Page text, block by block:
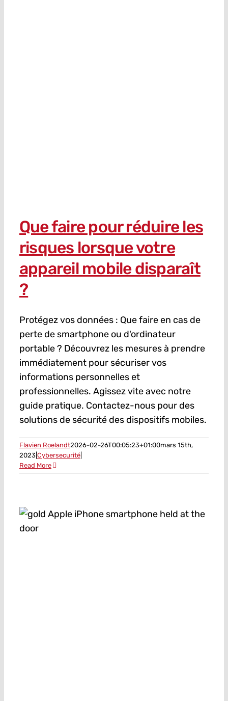
Que faire pour réduire les
risques lorsque votre
appareil mobile disparaît
?
Protégez vos données : Que faire en cas de
perte de smartphone ou d'ordinateur
portable ? Découvrez les mesures à prendre
immédiatement pour sécuriser vos
informations personnelles et
professionnelles. Agissez vite avec notre
guide pratique. Contactez-nous pour des
solutions de sécurité des dispositifs mobiles.
Flavien Roelandt2026-02-26T00:05:23+01:00mars 15th,
2023 Cybersecurité
Read More